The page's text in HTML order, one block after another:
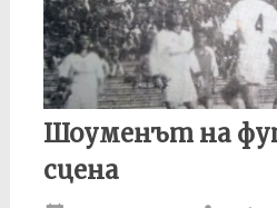
Шоуменът на
сцена